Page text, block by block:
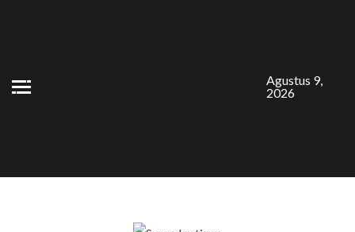
Agustus 9,
2026